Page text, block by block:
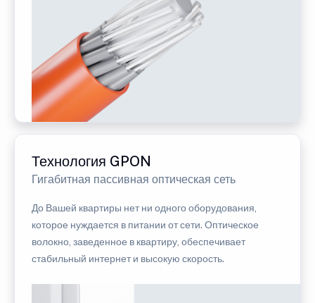
Технология GPON
Гигабитная пассивная оптическая сеть
До Вашей квартиры нет ни одного оборудования,
которое нуждается в питании от сети. Оптическое
волокно, заведенное в квартиру, обеспечивает
стабильный интернет и высокую скорость.